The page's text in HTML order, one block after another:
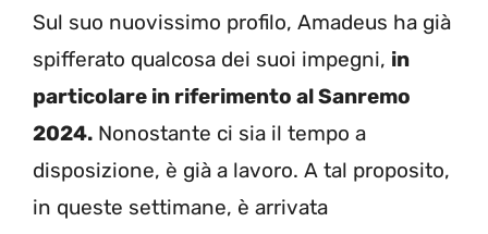
Sul suo nuovissimo profilo, Amadeus ha già
spifferato qualcosa dei suoi impegni, in
particolare in riferimento al Sanremo
2024. Nonostante ci sia il tempo a
disposizione, è già a lavoro. A tal proposito,
in queste settimane, è arrivata